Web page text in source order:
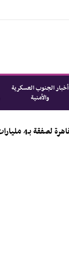
أخبار الجنوب العسكرية
والأمنية